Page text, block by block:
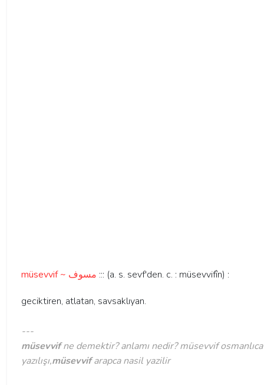
müsevvif ~ مسوف ::: (a. s. sevf'den. c. : müsevvifîn) :
geciktiren, atlatan, savsaklıyan.
---
müsevvifne demektir? anlamı nedir? müsevvif osmanlıca
yazılışı,müsevvifarapca nasil yazilir